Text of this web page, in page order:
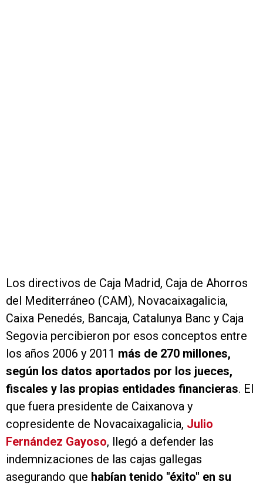
Los directivos de Caja Madrid, Caja de Ahorros
del Mediterráneo (CAM), Novacaixagalicia,
Caixa Penedés, Bancaja, Catalunya Banc y Caja
Segovia percibieron por esos conceptos entre
los años 2006 y 2011 más de 270 millones,
según los datos aportados por los jueces,
fiscales y las propias entidades financieras. El
que fuera presidente de Caixanova y
copresidente de Novacaixagalicia, Julio
Fernández Gayoso, llegó a defender las
indemnizaciones de las cajas gallegas
asegurando que habían tenido "éxito" en su